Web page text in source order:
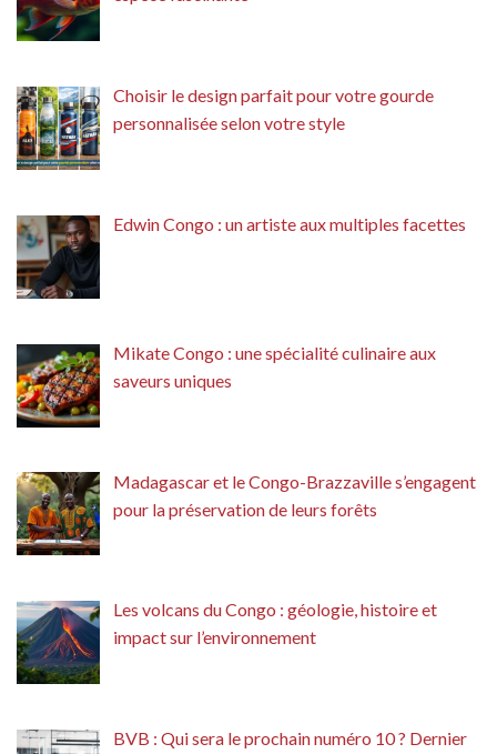
Choisir le design parfait pour votre gourde
personnalisée selon votre style
Edwin Congo : un artiste aux multiples facettes
Mikate Congo : une spécialité culinaire aux
saveurs uniques
Madagascar et le Congo-Brazzaville s’engagent
pour la préservation de leurs forêts
Les volcans du Congo : géologie, histoire et
impact sur l’environnement
BVB : Qui sera le prochain numéro 10 ? Dernier